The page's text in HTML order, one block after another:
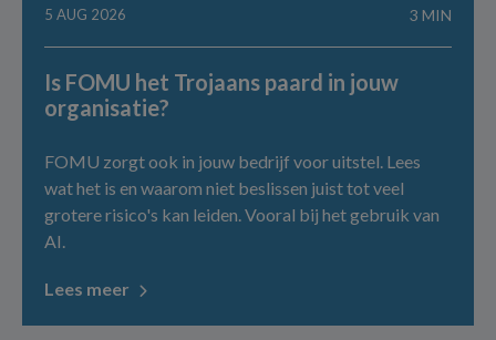
5 AUG 2026 3 MIN
Is FOMU het Trojaans paard in jouw
organisatie?
FOMU zorgt ook in jouw bedrijf voor uitstel. Lees
wat het is en waarom niet beslissen juist tot veel
grotere risico's kan leiden. Vooral bij het gebruik van
AI.
Lees meer